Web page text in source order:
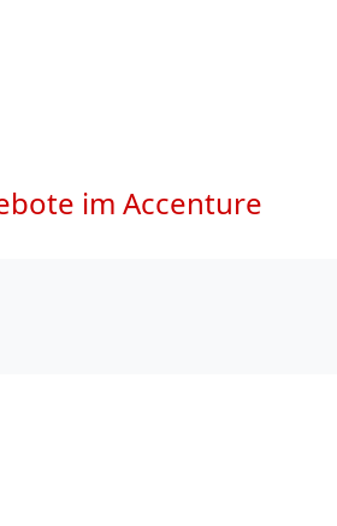
im Accenture